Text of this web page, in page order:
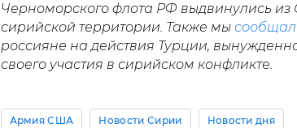
Черноморского флота РФ выдвинулись из
сирийской территории. Также мы
россияне на действия Турции,
своего участия в сирийском конфликте.
Армия США Новости Сирии Новости дня